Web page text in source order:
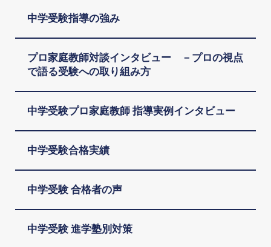
中学受験指導の強み
プロ家庭教師対談インタビュー －プロの視点
で語る受験への取り組み方
中学受験プロ家庭教師 指導実例インタビュー
中学受験合格実績
中学受験 合格者の声
中学受験 進学塾別対策